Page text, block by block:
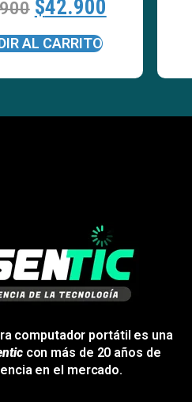
$42.900
AL CARRITO
computador portátil es una
con más de 20 años de
en el mercado.